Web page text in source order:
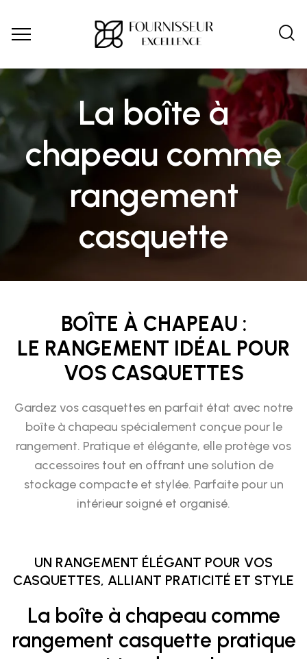
La boîte à
chapeau comme
rangement
casquette
BOÎTE À CHAPEAU :
LE RANGEMENT IDÉAL POUR
VOS CASQUETTES
Gardez vos casquettes en parfait état avec notre
boîte à chapeau spécialement conçue pour le
rangement. Pratique et élégante, elle protège vos
accessoires tout en offrant une solution de
stockage compacte et stylée. Parfaite pour un
intérieur soigné et organisé.
UN RANGEMENT ÉLÉGANT POUR VOS
CASQUETTES, ALLIANT PRATICITÉ ET STYLE
La boîte à chapeau comme
rangement casquette pratique